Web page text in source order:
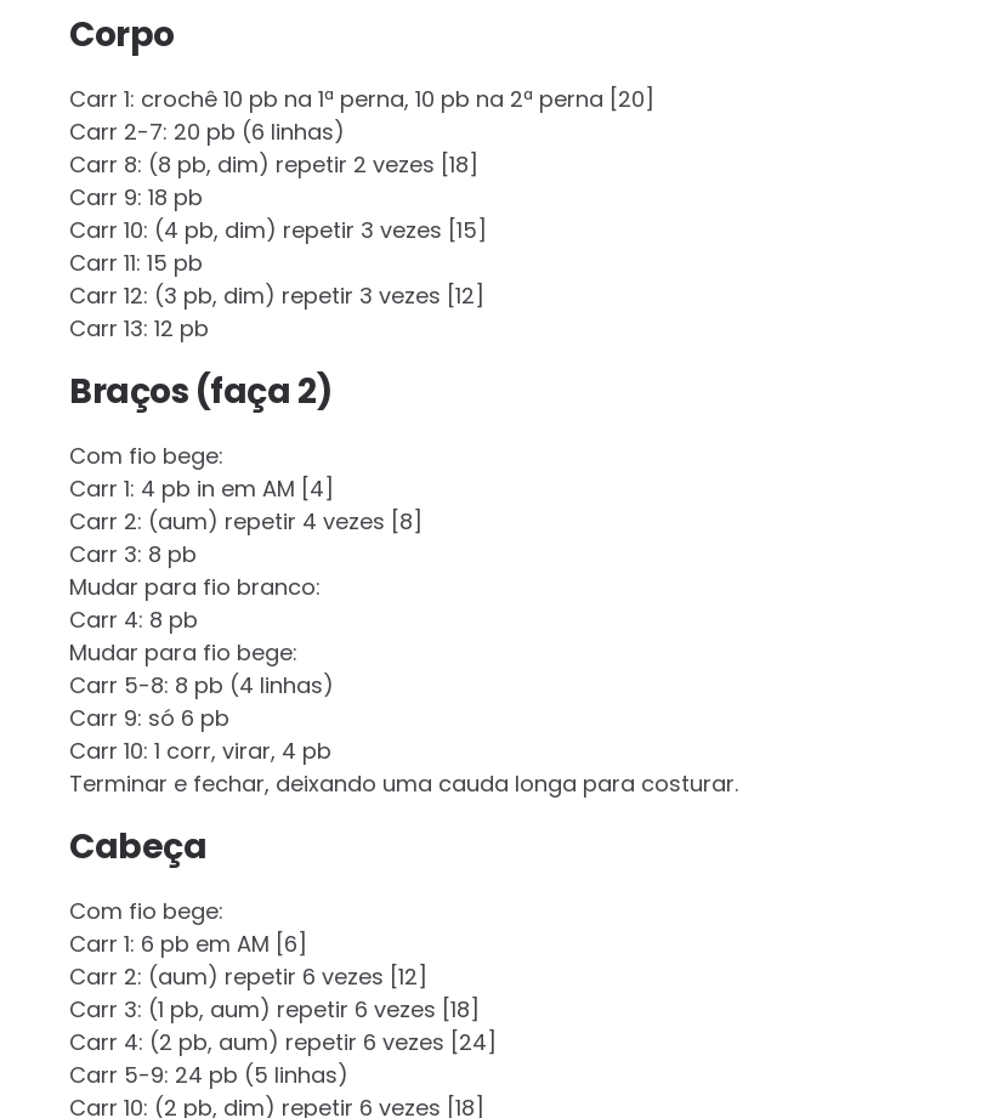
Corpo
Carr 1: crochê 10 pb na 1ª perna, 10 pb na 2ª perna [20]
Carr 2-7: 20 pb (6 linhas)
Carr 8: (8 pb, dim) repetir 2 vezes [18]
Carr 9: 18 pb
Carr 10: (4 pb, dim) repetir 3 vezes [15]
Carr 11: 15 pb
Carr 12: (3 pb, dim) repetir 3 vezes [12]
Carr 13: 12 pb
Braços (faça 2)
Com fio bege:
Carr 1: 4 pb in em AM [4]
Carr 2: (aum) repetir 4 vezes [8]
Carr 3: 8 pb
Mudar para fio branco:
Carr 4: 8 pb
Mudar para fio bege:
Carr 5-8: 8 pb (4 linhas)
Carr 9: só 6 pb
Carr 10: 1 corr, virar, 4 pb
Terminar e fechar, deixando uma cauda longa para costurar.
Cabeça
Com fio bege:
Carr 1: 6 pb em AM [6]
Carr 2: (aum) repetir 6 vezes [12]
Carr 3: (1 pb, aum) repetir 6 vezes [18]
Carr 4: (2 pb, aum) repetir 6 vezes [24]
Carr 5-9: 24 pb (5 linhas)
Carr 10: (2 pb, dim) repetir 6 vezes [18]